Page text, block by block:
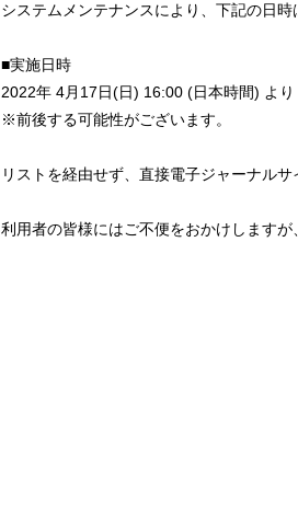
システムメンテナンスにより、下記の日
■実施日時
2022年 4月17日(日) 16:00 (日本時間) よ
※前後する可能性がございます。
リストを経由せず、直接電子ジャーナル
利用者の皆様にはご不便をおかけします